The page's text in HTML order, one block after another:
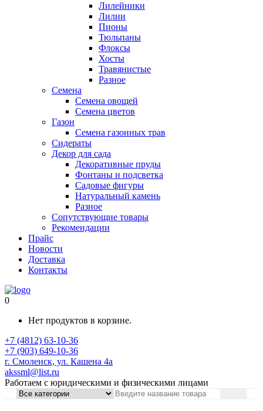
Лилейники
Лилии
Пионы
Тюльпаны
Флоксы
Хосты
Травянистые
Разное
Семена
Семена овощей
Семена цветов
Газон
Семена газонных трав
Сидераты
Декор для сада
Декоративные пруды
Фонтаны и подсветка
Садовые фигуры
Натуральный камень
Разное
Сопутствующие товары
Рекомендации
Прайс
Новости
Доставка
Контакты
0
Нет продуктов в корзине.
+7 (4812) 63-10-36
+7 (903) 649-10-36
г. Смоленск, ул. Кашена 4а
akssml@list.ru
Работаем с юридическими и физическими лицами